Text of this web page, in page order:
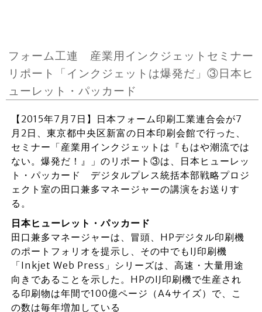
フォーム工連 産業用インクジェットセミナー
リポート「インクジェットは爆発だ」③日本ヒ
ューレット・パッカード
【2015年7月7日】日本フォーム印刷工業連合会が7
月2日、東京都中央区新富の日本印刷会館で行った、
セミナー「産業用インクジェットは『もはや潮流では
ない。爆発だ！』」のリポート③は、日本ヒューレッ
ト・パッカード デジタルプレス統括本部戦略プロジ
ェクト室の田口兼多マネージャーの講演をお送りす
る。
日本ヒューレット・パッカード
田口兼多マネージャーは、冒頭、HPデジタル印刷機
のポートフォリオを提示し、その中でもIJ印刷機
「Inkjet Web Press」シリーズは、高速・大量用途
向きであることを示した。HPのIJ印刷機で生産され
る印刷物は年間で100億ページ（A4サイズ）で、こ
の数は毎年増加している